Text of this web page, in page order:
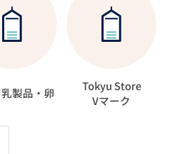
製品・卵
Tokyu Store
Vマーク